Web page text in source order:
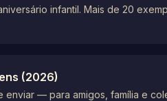
infantil. Mais de 20
(2026)
— para amigos, família e